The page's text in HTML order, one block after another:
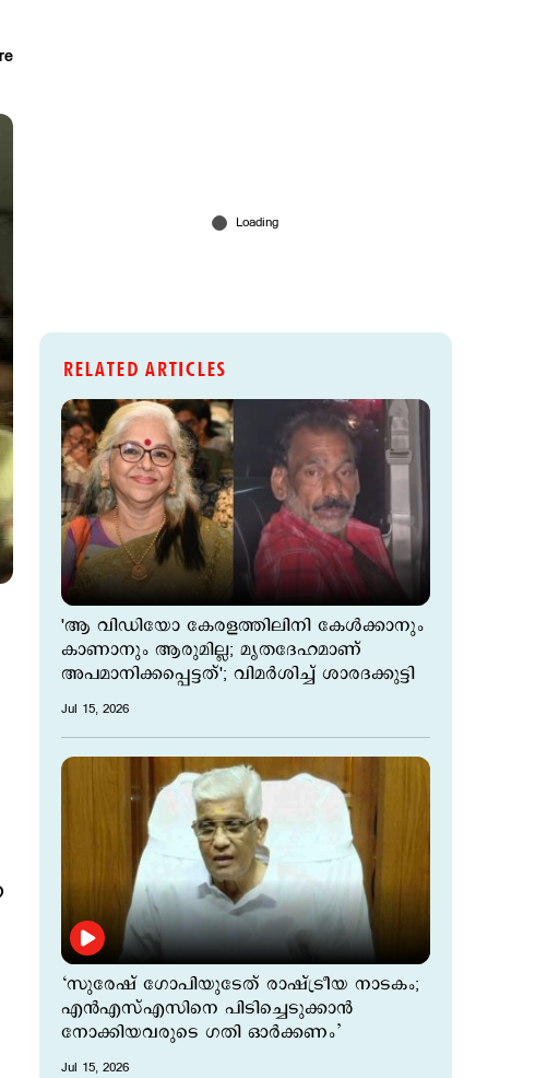
RELATED ARTICLES
'ആ വിഡിയോ കേരളത്തിലിനി കേൾക്കാനും
കാണാനും ആരുമില്ല; മൃതദേഹമാണ്
അപമാനിക്കപ്പെട്ടത്'; വിമർശിച്ച് ശാരദക്കുട്ടി
Jul 15, 2026
‘സുരേഷ് ഗോപിയുടേത് രാഷ്ട്രീയ നാടകം;
എൻഎസ്എസിനെ പിടിച്ചെടുക്കാൻ
നോക്കിയവരുടെ ഗതി ഓർക്കണം’
Jul 15, 2026